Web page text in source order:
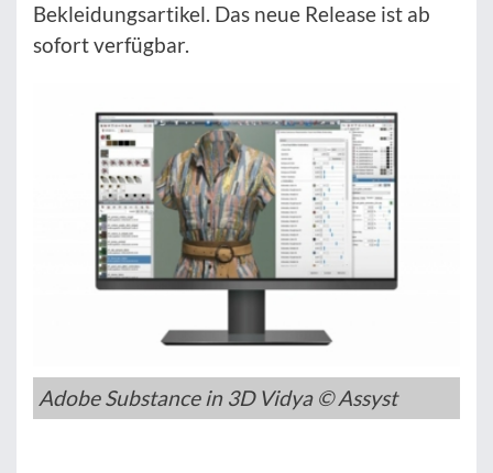
Bekleidungsartikel. Das neue Release ist ab
sofort verfügbar.
Adobe Substance in 3D Vidya © Assyst